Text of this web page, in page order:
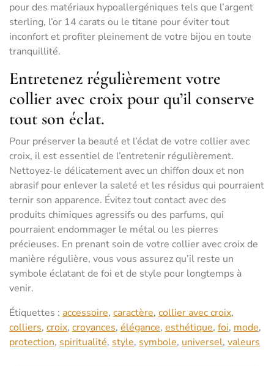
pour des matériaux hypoallergéniques tels que l’argent
sterling, l’or 14 carats ou le titane pour éviter tout
inconfort et profiter pleinement de votre bijou en toute
tranquillité.
Entretenez régulièrement votre
collier avec croix pour qu’il conserve
tout son éclat.
Pour préserver la beauté et l’éclat de votre collier avec
croix, il est essentiel de l’entretenir régulièrement.
Nettoyez-le délicatement avec un chiffon doux et non
abrasif pour enlever la saleté et les résidus qui pourraient
ternir son apparence. Évitez tout contact avec des
produits chimiques agressifs ou des parfums, qui
pourraient endommager le métal ou les pierres
précieuses. En prenant soin de votre collier avec croix de
manière régulière, vous vous assurez qu’il reste un
symbole éclatant de foi et de style pour longtemps à
venir.
Étiquettes : accessoire, caractère, collier avec croix,
colliers, croix, croyances, élégance, esthétique, foi, mode,
protection, spiritualité, style, symbole, universel, valeurs